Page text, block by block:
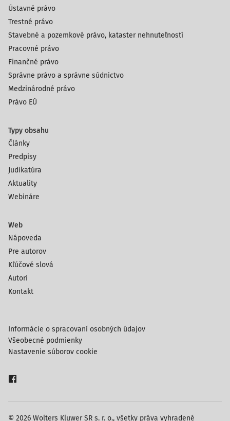
Ústavné právo
Trestné právo
Stavebné a pozemkové právo, kataster nehnuteľností
Pracovné právo
Finančné právo
Správne právo a správne súdnictvo
Medzinárodné právo
Právo EÚ
Typy obsahu
Články
Predpisy
Judikatúra
Aktuality
Webináre
Web
Nápoveda
Pre autorov
Kľúčové slová
Autori
Kontakt
© 2026 Wolters Kluwer SR s. r. o., všetky práva vyhradené
Informácie o spracovaní osobných údajov
Všeobecné podmienky
Nastavenie súborov cookie